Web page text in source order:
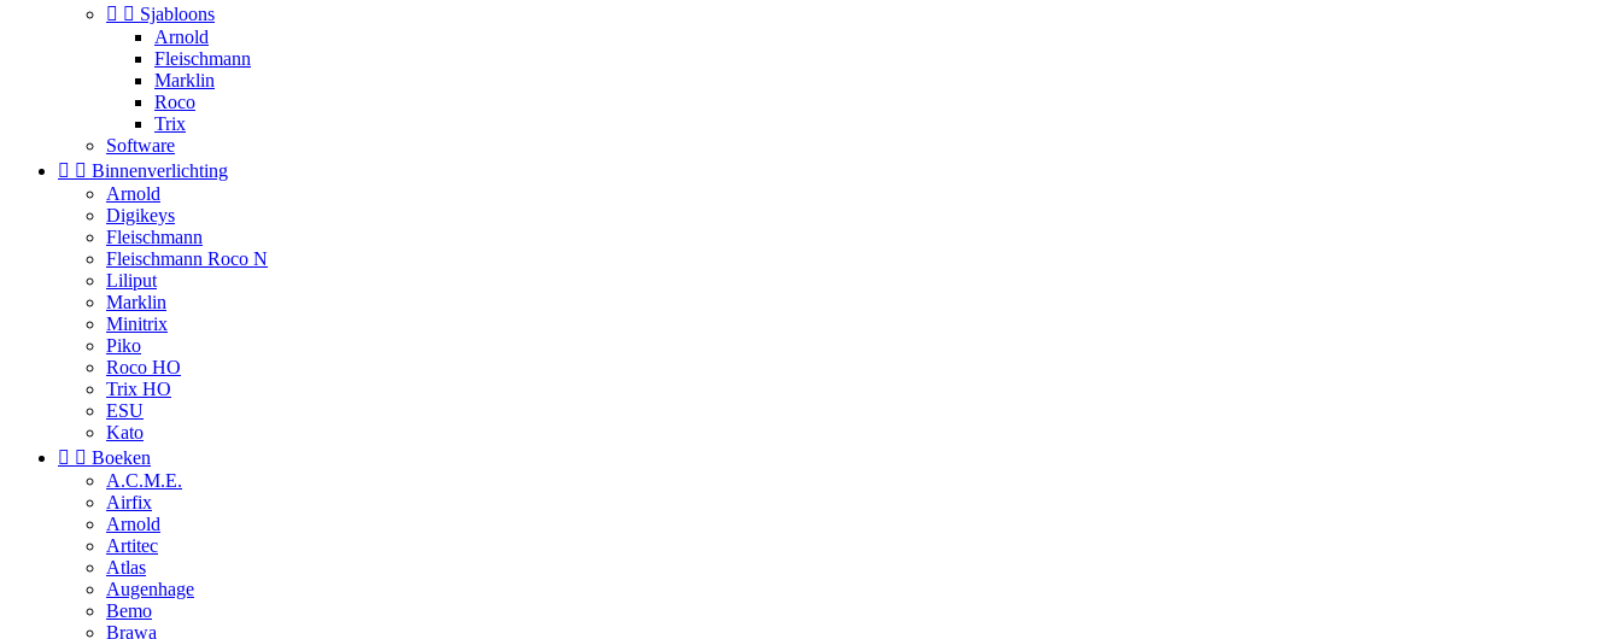
  Sjabloons
Arnold
Fleischmann
Marklin
Roco
Trix
Software
  Binnenverlichting
Arnold
Digikeys
Fleischmann
Fleischmann Roco N
Liliput
Marklin
Minitrix
Piko
Roco HO
Trix HO
ESU
Kato
  Boeken
A.C.M.E.
Airfix
Arnold
Artitec
Atlas
Augenhage
Bemo
Brawa